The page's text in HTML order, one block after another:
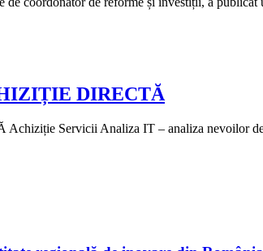
DIRECTĂ
Servicii Analiza IT – analiza nevoilor